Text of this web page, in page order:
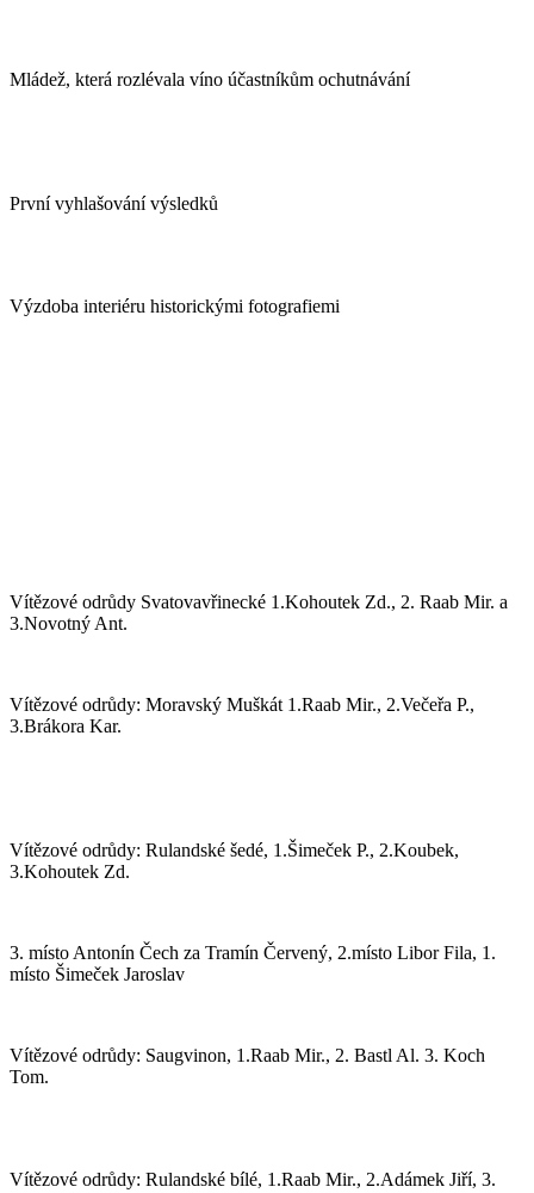
Mládež, která rozlévala víno účastníkům ochutnávání
První vyhlašování výsledků
Výzdoba interiéru historickými fotografiemi
Vítězové odrůdy Svatovavřinecké 1.Kohoutek Zd., 2. Raab Mir. a
3.Novotný Ant.
Vítězové odrůdy: Moravský Muškát 1.Raab Mir., 2.Večeřa P.,
3.Brákora Kar.
Vítězové odrůdy: Rulandské šedé, 1.Šimeček P., 2.Koubek,
3.Kohoutek Zd.
3. místo Antonín Čech za Tramín Červený, 2.místo Libor Fila, 1.
místo Šimeček Jaroslav
Vítězové odrůdy: Saugvinon, 1.Raab Mir., 2. Bastl Al. 3. Koch
Tom.
Vítězové odrůdy: Rulandské bílé, 1.Raab Mir., 2.Adámek Jiří, 3.